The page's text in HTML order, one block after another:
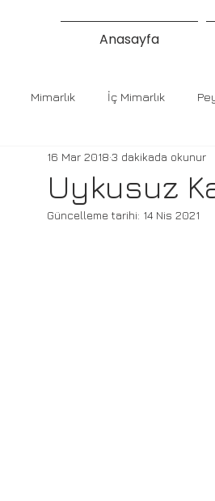
Anasayfa
Mimarlık İç Mimarlık
Uykusuz
16 Mar 2018 3 dakikada okunur
Güncelleme tarihi: 14 Nis 2021